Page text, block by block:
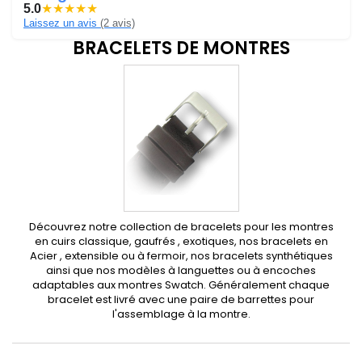
5.0★★★★★
Laissez un avis (2 avis)
BRACELETS DE MONTRES
Découvrez notre collection de bracelets pour les montres
en cuirs classique, gaufrés , exotiques, nos bracelets en
Acier , extensible ou à fermoir, nos bracelets synthétiques
ainsi que nos modèles à languettes ou à encoches
adaptables aux montres Swatch. Généralement chaque
bracelet est livré avec une paire de barrettes pour
l'assemblage à la montre.